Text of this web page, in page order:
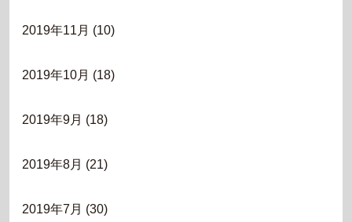
2019年11月 (10)
2019年10月 (18)
2019年9月 (18)
2019年8月 (21)
2019年7月 (30)